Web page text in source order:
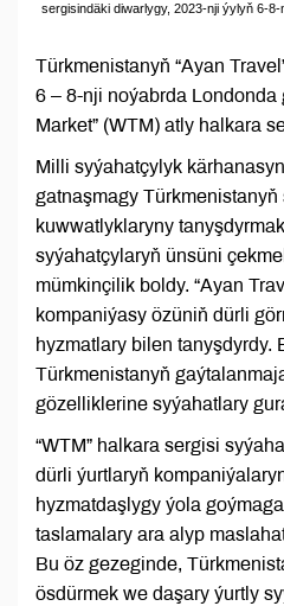
sergisindäki diwarlygy, 2023-nji ýylyň 6-
Türkmenistanyň “Ayan
6 – 8-nji noýabrda Londonda
Market” (WTM) atly halkara
Milli syýahatçylyk
gatnaşmagy Türkmenistanyň
kuwwatlyklaryny
syýahatçylaryň ünsüni
mümkinçilik boldy. “Ayan
kompaniýasy özüniň dürli
hyzmatlary bilen tanyşdyrdy.
Türkmenistanyň
gözelliklerine syýahatlary
“WTM” halkara sergisi
dürli ýurtlaryň
hyzmatdaşlygy ýola
taslamalary ara alyp
Bu öz gezeginde,
ösdürmek we daşary ýurtly